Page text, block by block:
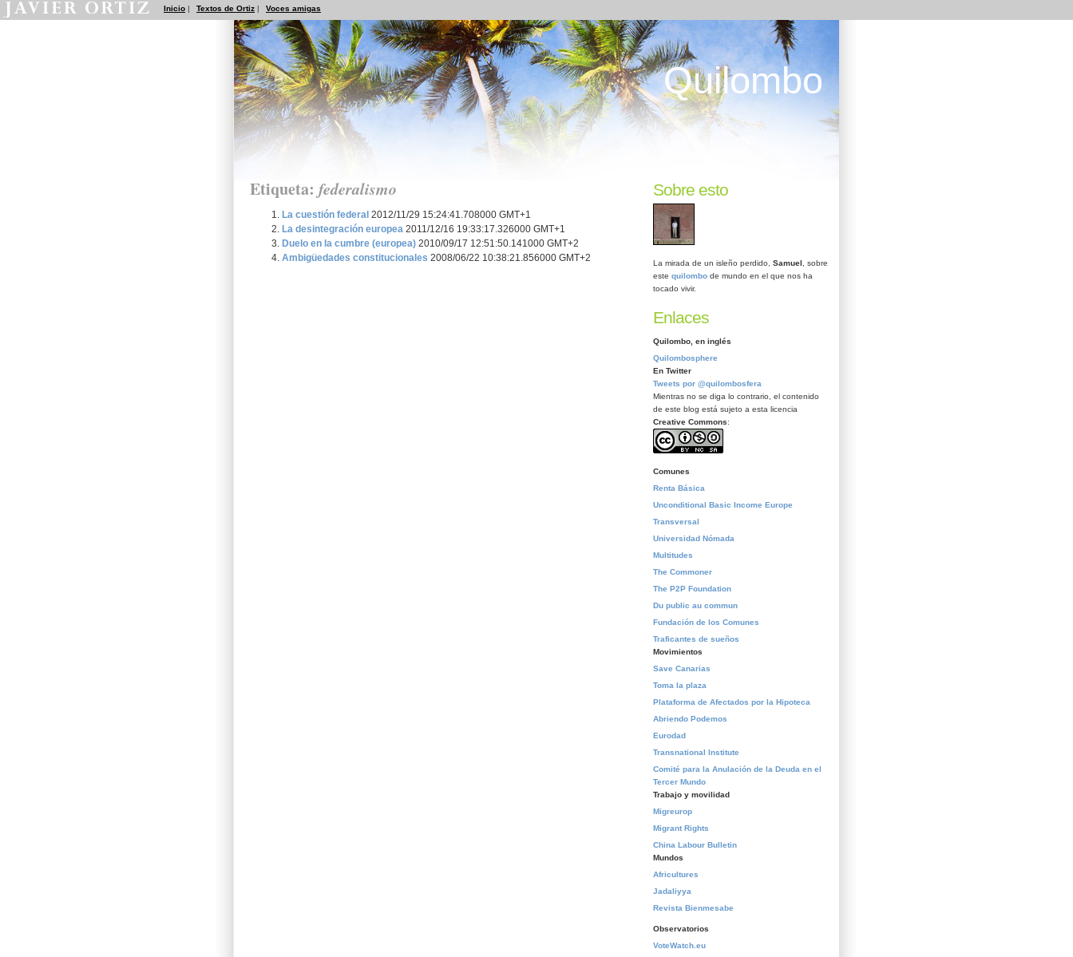
Inicio | Textos de Ortiz | Voces amigas
Quilombo
Etiqueta: federalismo
La cuestión federal 2012/11/29 15:24:41.708000 GMT+1
La desintegración europea 2011/12/16 19:33:17.326000 GMT+1
Duelo en la cumbre (europea) 2010/09/17 12:51:50.141000 GMT+2
Ambigüedades constitucionales 2008/06/22 10:38:21.856000 GMT+2
Sobre esto
La mirada de un isleño perdido, Samuel , sobre
este quilombo de mundo en el que nos ha
tocado vivir.
Enlaces
Quilombo, en inglés
Quilombosphere
En Twitter
Tweets por @quilombosfera
Mientras no se diga lo contrario, el contenido
de este blog está sujeto a esta licencia
Creative Commons:
Comunes
Renta Básica
Unconditional Basic Income Europe
Transversal
Universidad Nómada
Multitudes
The Commoner
The P2P Foundation
Du public au commun
Fundación de los Comunes
Traficantes de sueños
Movimientos
Save Canarias
Toma la plaza
Plataforma de Afectados por la Hipoteca
Abriendo Podemos
Eurodad
Transnational Institute
Comité para la Anulación de la Deuda en el
Tercer Mundo
Trabajo y movilidad
Migreurop
Migrant Rights
China Labour Bulletin
Mundos
Africultures
Jadaliyya
Revista Bienmesabe
Observatorios
VoteWatch.eu